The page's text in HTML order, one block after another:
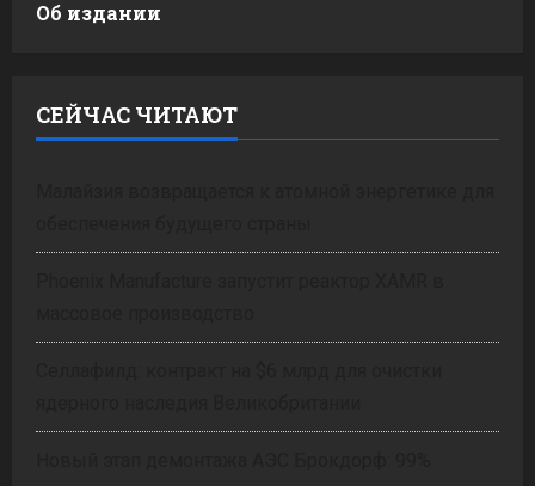
Об издании
СЕЙЧАС ЧИТАЮТ